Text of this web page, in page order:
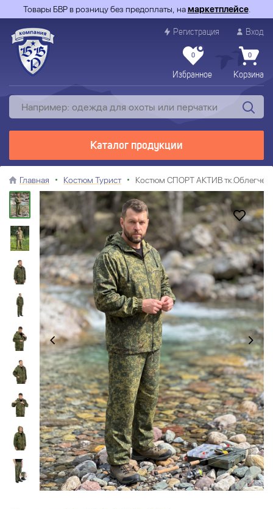
Товары БВР в розницу без предоплаты, намаркетплейсе.
Регистрация Вход
0
Избранное
0
Корзина
Каталог продукции
Главная Костюм Турист Костюм СПОРТ АКТИВ